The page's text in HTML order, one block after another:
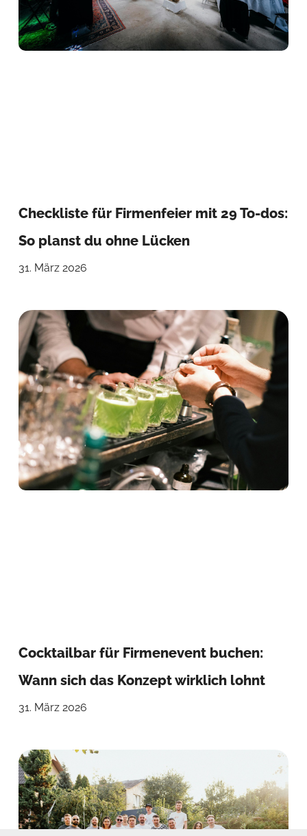
Checkliste für Firmenfeier mit 29 To-dos:
So planst du ohne Lücken
31. März 2026
Cocktailbar für Firmenevent buchen:
Wann sich das Konzept wirklich lohnt
31. März 2026